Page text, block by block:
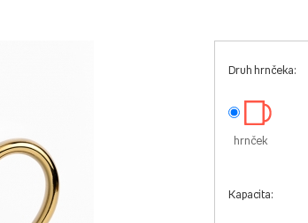
Druh hrnčeka:
hrnček
Kapacita: